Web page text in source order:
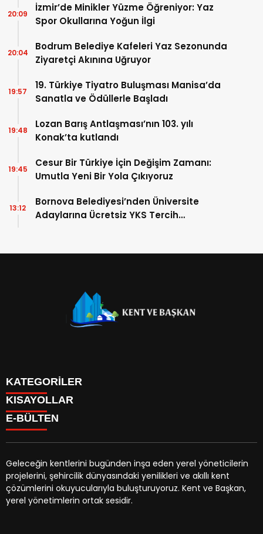
İzmir’de Minikler Yüzme Öğreniyor: Yaz
Spor Okullarına Yoğun İlgi
20:09
Bodrum Belediye Kafeleri Yaz Sezonunda
Ziyaretçi Akınına Uğruyor
20:04
19. Türkiye Tiyatro Buluşması Manisa’da
Sanatla ve Ödüllerle Başladı
19:57
Lozan Barış Antlaşması’nın 103. yılı
Konak’ta kutlandı
19:48
Cesur Bir Türkiye İçin Değişim Zamanı:
Umutla Yeni Bir Yola Çıkıyoruz
19:45
Bornova Belediyesi’nden Üniversite
Adaylarına Ücretsiz YKS Tercih
13:12
KATEGORİLER
Başlangıç
Genel
Belediye
Dünya
Eğitim
Ekonomi
KISAYOLLAR
Hakkımızda
Künye
Hava Durumu
Nöbetci Eczaneler
namaz vakitleri
firma ekle
E-BÜLTEN
kentvebaskan.orge-bültenine abone olarak, tarafınıza
haber, duyuru ve kampanya içerikli e-postaların
gönderilmesini kabul etmiş olursunuz.
Geleceğin kentlerini bugünden inşa eden yerel yöneticilerin
projelerini, şehircilik dünyasındaki yenilikleri ve akıllı kent
çözümlerini okuyucularıyla buluşturuyoruz. Kent ve Başkan,
yerel yönetimlerin ortak sesidir.